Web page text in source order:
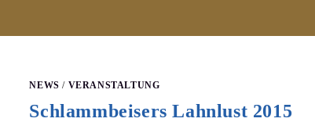
NEWS / VERANSTALTUNG
Schlammbeisers Lahnlust 2015